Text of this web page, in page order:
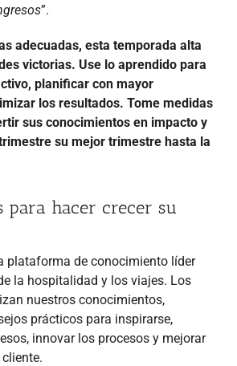
”.
adecuadas, esta temporada alta
victorias. Use lo aprendido para
planificar con mayor
los resultados. Tome medidas
sus conocimientos en impacto y
su mejor trimestre hasta la
para hacer crecer su
plataforma de conocimiento líder
la hospitalidad y los viajes. Los
nuestros conocimientos,
prácticos para inspirarse,
innovar los procesos y mejorar